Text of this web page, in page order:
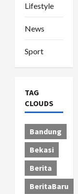
Lifestyle
News
Sport
TAG
CLOUDS
Bandung
Bekasi
Berita
BeritaBaru